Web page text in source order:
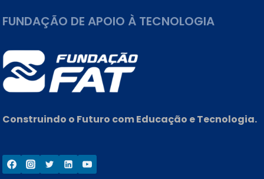
FUNDAÇÃO DE APOIO À TECNOLOGIA
Construindo o Futuro com Educação e Tecnologia.